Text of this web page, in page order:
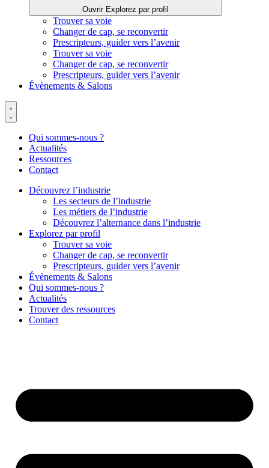
Ouvrir Explorez par profil
Trouver sa voie
Changer de cap, se reconvertir
Prescripteurs, guider vers l’avenir
Trouver sa voie
Changer de cap, se reconvertir
Prescripteurs, guider vers l’avenir
Évènements & Salons
Qui sommes-nous ?
Actualités
Ressources
Contact
Découvrez l’industrie
Les secteurs de l’industrie
Les métiers de l’industrie
Découvrez l’alternance dans l’industrie
Explorez par profil
Trouver sa voie
Changer de cap, se reconvertir
Prescripteurs, guider vers l’avenir
Évènements & Salons
Qui sommes-nous ?
Actualités
Trouver des ressources
Contact